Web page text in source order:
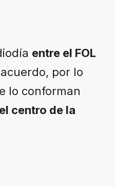
entre el FOL
por lo
lo conforman
centro de la